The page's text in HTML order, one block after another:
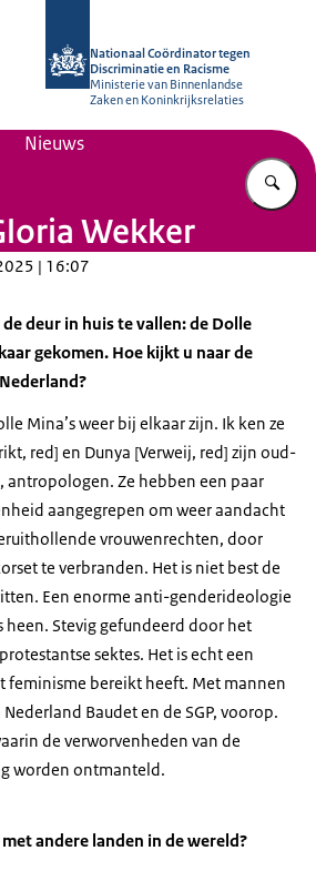
Nationaal Coördinator tegen
Discriminatie en Racisme
Ministerie van Binnenlandse
Zaken en Koninkrijksrelaties
Nieuws
Wekker
| 16:07
deur in huis te vallen: de Dolle
gekomen. Hoe kijkt u naar de
Mina’s weer bij elkaar zijn. Ik ken ze
red] en Dunya [Verweij, red] zijn oud-
antropologen. Ze hebben een paar
aangegrepen om weer aandacht
vrouwenrechten, door
te verbranden. Het is niet best de
Een enorme anti-genderideologie
heen. Stevig gefundeerd door het
sektes. Het is echt een
feminisme bereikt heeft. Met mannen
Baudet en de SGP, voorop.
de verworvenheden van de
worden ontmanteld.
andere landen in de wereld?